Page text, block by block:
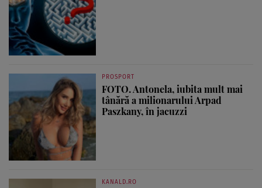
PROSPORT
FOTO. Antonela, iubita mult mai
tânără a milionarului Arpad
Paszkany, în jacuzzi
KANALD.RO